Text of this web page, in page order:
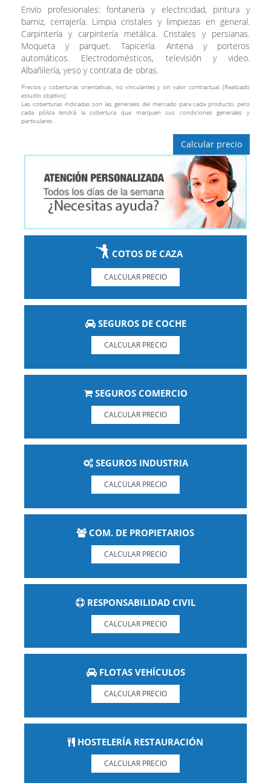
Envío profesionales: fontanería y electricidad, pintura y
barniz, cerrajería. Limpia cristales y limpiezas en general.
Carpintería y carpintería metálica. Cristales y persianas.
Moqueta y parquet. Tapicería. Antena y porteros
automáticos. Electrodomésticos, televisión y video.
Albañilería, yeso y contrata de obras.
Precios y coberturas orientativas, no vinculantes y sin valor contractual. (Realizado
estudio objetivo)
Las coberturas indicadas son las generales del mercado para cada producto, pero
cada póliza tendrá la cobertura que marquen sus condiciones generales y
particulares
Calcular precio
COTOS DE CAZA
CALCULAR PRECIO
SEGUROS DE COCHE
CALCULAR PRECIO
SEGUROS COMERCIO
CALCULAR PRECIO
SEGUROS INDUSTRIA
CALCULAR PRECIO
COM. DE PROPIETARIOS
CALCULAR PRECIO
RESPONSABILIDAD CIVIL
CALCULAR PRECIO
FLOTAS VEHÍCULOS
CALCULAR PRECIO
HOSTELERÍA RESTAURACIÓN
CALCULAR PRECIO